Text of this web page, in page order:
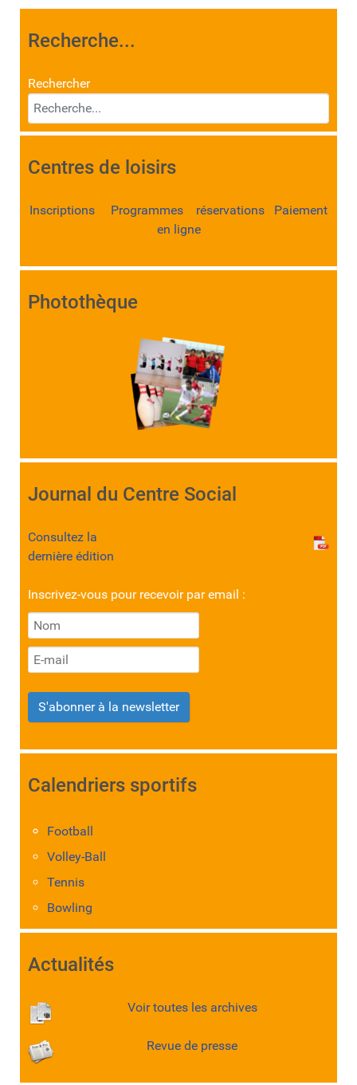
Recherche...
Rechercher
Centres de loisirs
Inscriptions Programmes réservations Paiement
en ligne
Photothèque
Journal du Centre Social
Consultez la
dernière édition
Inscrivez-vous pour recevoir par email :
S'abonner à la newsletter
Calendriers sportifs
Football
Volley-Ball
Tennis
Bowling
Actualités
Voir toutes les archives
Revue de presse